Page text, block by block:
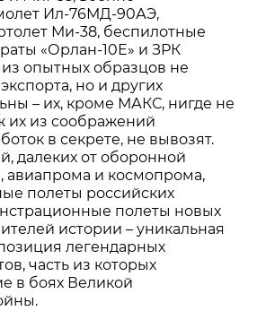
Ил-76МД-90АЭ,
Ми-38, беспилотные
«Орлан-10Е» и ЗРК
опытных образцов не
но и других
– их, кроме МАКС, нигде не
их из соображений
в секрете, не вывозят.
далеких от оборонной
и космопрома,
полеты российских
полеты новых
истории – уникальная
легендарных
часть из которых
в боях Великой